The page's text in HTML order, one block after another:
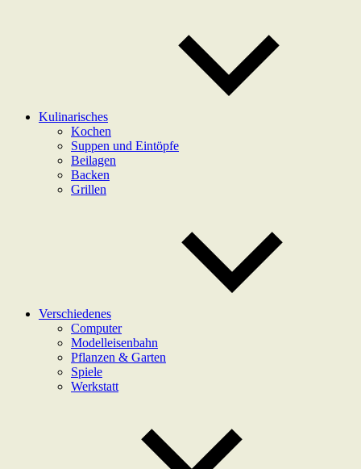
Kulinarisches
Kochen
Suppen und Eintöpfe
Beilagen
Backen
Grillen
Verschiedenes
Computer
Modelleisenbahn
Pflanzen & Garten
Spiele
Werkstatt